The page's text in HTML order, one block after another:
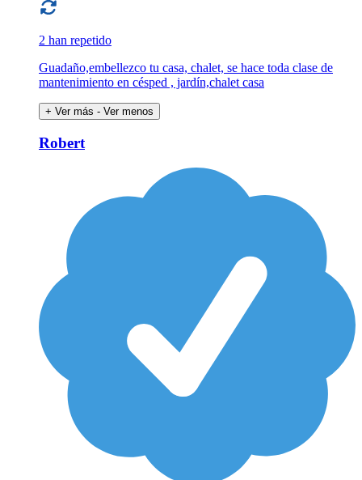
2 han repetido
Guadaño,embellezco tu casa, chalet, se hace toda clase de
mantenimiento en césped , jardín,chalet casa
+ Ver más - Ver menos
Robert